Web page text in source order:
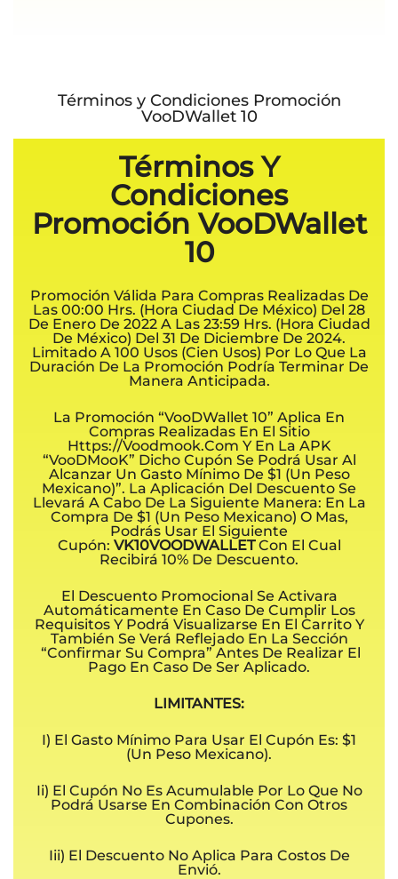
Términos y Condiciones Promoción
VooDWallet 10
Términos Y
Condiciones
Promoción VooDWallet
10
Promoción Válida Para Compras Realizadas De
Las 00:00 Hrs. (hora Ciudad De México) Del 28
De Enero De 2022 A Las 23:59 Hrs. (hora Ciudad
De México) Del 31 De Diciembre De 2024.
Limitado A 100 Usos (cien Usos) Por Lo Que La
Duración De La Promoción Podría Terminar De
Manera Anticipada.
La Promoción “VooDWallet 10” Aplica En
Compras Realizadas En El Sitio
Https://voodmook.com Y En La APK
“VooDMooK” Dicho Cupón Se Podrá Usar Al
Alcanzar Un Gasto Mínimo De $1 (un Peso
Mexicano)”. La Aplicación Del Descuento Se
Llevará A Cabo De La Siguiente Manera: En La
Compra De $1 (un Peso Mexicano) O Mas,
Podrás Usar El Siguiente
Cupón: VK10VOODWALLETCon El Cual
Recibirá 10% De Descuento.
El Descuento Promocional Se Activara
Automáticamente En Caso De Cumplir Los
Requisitos Y Podrá Visualizarse En El Carrito Y
También Se Verá Reflejado En La Sección
“Confirmar Su Compra” Antes De Realizar El
Pago En Caso De Ser Aplicado.
LIMITANTES:
I) El Gasto Mínimo Para Usar El Cupón Es: $1
(un Peso Mexicano).
Ii) El Cupón No Es Acumulable Por Lo Que No
Podrá Usarse En Combinación Con Otros
Cupones.
Iii) El Descuento No Aplica Para Costos De
Envió.